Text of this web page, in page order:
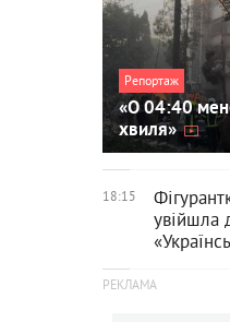
Репортаж
«О 04:40
хвиля»
18:15
увійшла